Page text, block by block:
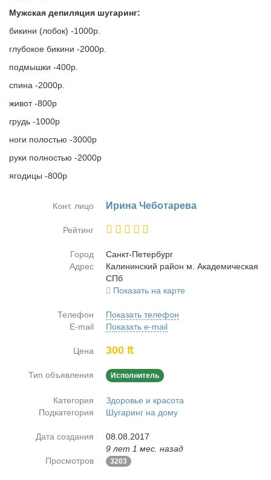
Мужская депиляция шугаринг:
бикини (лобок) -1000р.
глубокое бикини -2000р.
подмышки -400р.
спина -2000р.
живот -800р
грудь -1000р
ноги полостью -3000р
руки полностью -2000р
ягодицы -800р
Конт. лицо Ири­на Че­бо­та­ре­ва
Рейтинг
Город
Санкт-Пе­тер­бург
Адрес
Ка­ли­нин­ский рай­он м. Ака­де­ми­че­ская
СПб
Показать на карте
Телефон
Показать телефон
E-mail
Показать e-mail
Цена 300 ₶
Тип объявления Исполнитель
Категория
Здоровье и красота
Подкатегория
Шугаринг на дому
Дата создания
08.08.2017
9 лет 1 мес. назад
Просмотров
3203